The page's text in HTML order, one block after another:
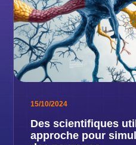
15/10/2024
Des scientifiques
approche pour